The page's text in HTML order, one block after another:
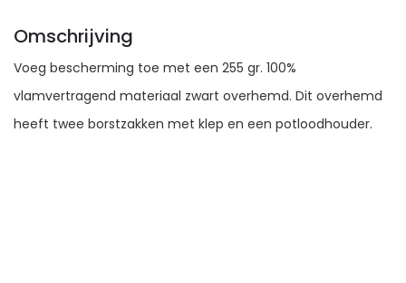
Omschrijving
Voeg bescherming toe met een 255 gr. 100%
vlamvertragend materiaal zwart overhemd. Dit overhemd
heeft twee borstzakken met klep en een potloodhouder.